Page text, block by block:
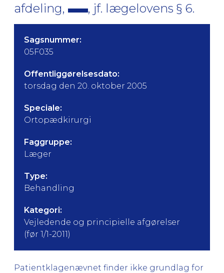
afdeling,
, jf. lægelovens § 6.
Sagsnummer:
05F035
Offentliggørelsesdato:
torsdag den 20. oktober 2005
Speciale:
Ortopædkirurgi
Faggruppe:
Læger
Type:
Behandling
Kategori:
Vejledende og principielle afgørelser
(før 1/1-2011)
Patientklagenævnet finder ikke grundlag for